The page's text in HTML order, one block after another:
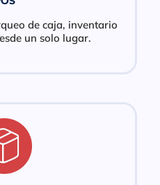
de caja, inventario
un solo lugar.